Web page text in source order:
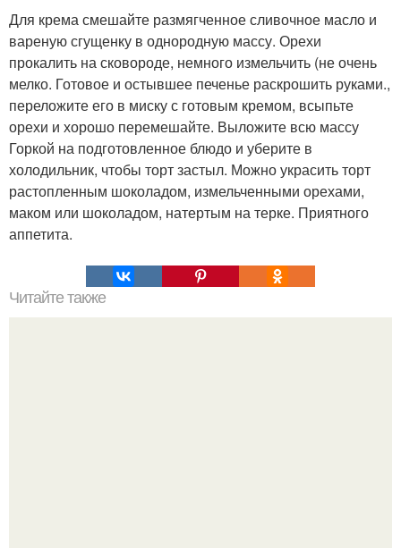
Для крема смешайте размягченное сливочное масло и
вареную сгущенку в однородную массу. Орехи
прокалить на сковороде, немного измельчить (не очень
мелко. Готовое и остывшее печенье раскрошить руками.,
переложите его в миску с готовым кремом, всыпьте
орехи и хорошо перемешайте. Выложите всю массу
Горкой на подготовленное блюдо и уберите в
холодильник, чтобы торт застыл. Можно украсить торт
растопленным шоколадом, измельченными орехами,
маком или шоколадом, натертым на терке. Приятного
аппетита.
Читайте также